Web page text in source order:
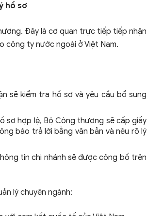
hồ sơ
Đây là cơ quan trực tiếp tiếp nhận
công ty nước ngoài ở Việt Nam.
sẽ kiểm tra hồ sơ và yêu cầu bổ sung
sơ hợp lệ, Bộ Công thương sẽ cấp giấy
báo trả lời bằng văn bản và nêu rõ lý
tin chi nhánh sẽ được công bố trên
lý chuyên ngành: